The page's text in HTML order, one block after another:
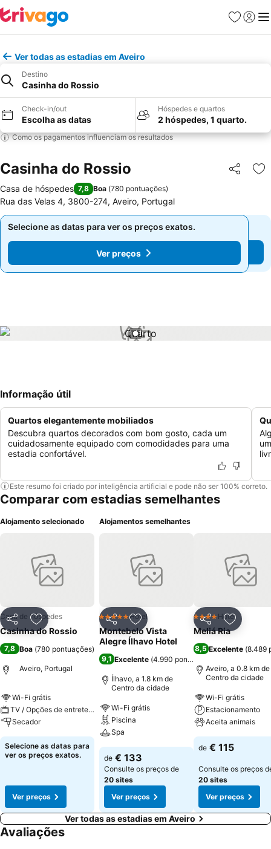
Favoritos
Iniciar
Ver todas as estadias em Aveiro
Destino
Casinha do Rossio
Check-in/out
Escolha as datas
Hóspedes e quartos
2 hóspedes, 1 quarto.
Como os pagamentos influenciam os resultados
Casinha do Rossio Partilhar
Casa de hóspedes 7,8 Boa (780 pontuações)
Rua das Velas 4, 3800-274, Aveiro, Portugal
Selecione as datas para ver os preços exatos.
Ver preços
Selecione as datas para ver os preços exatos.
Ver preços
1 / 1
Informação útil
Quartos elegantemente mobiliados
Descubra quartos decorados com bom gosto, cada um
cuidadosamente equipado com comodidades para uma
estadia confortável.
Este resumo foi criado por inteligência artificial e pode não ser 100% correto.
Comparar com estadias semelhantes
Alojamento selecionado
PartilharAdicionar aos favoritos
Casa de hóspedes
Casinha do Rossio
7,8 Boa (780 pontuações)
Aveiro, Portugal
Wi-Fi grátis
TV / Opções de entretenimento
Secador
Selecione as datas para
ver os preços exatos.
Ver preços
Alojamentos semelhantes
PartilharAdicionar aos favoritos
5 EstrelasHotel
Montebelo Vista
Alegre Ílhavo Hotel
9,1 Excelente (4.990 pontuações
Ílhavo, a 1.8 km de
Centro da cidade
Wi-Fi grátis
Piscina
Spa
de € 133
Consulte os preços de
20 sites
Ver preços
Partilhar
4 EstrelasHotel
Meliá Ria
8,5 Excelente (8.489
Aveiro, a 0.8 km de
Centro da cidade
Wi-Fi grátis
Estacionamento
Aceita animais
de € 115
Consulte os preços
20 sites
Ver preços
Ver todas as estadias em Aveiro
Avaliações